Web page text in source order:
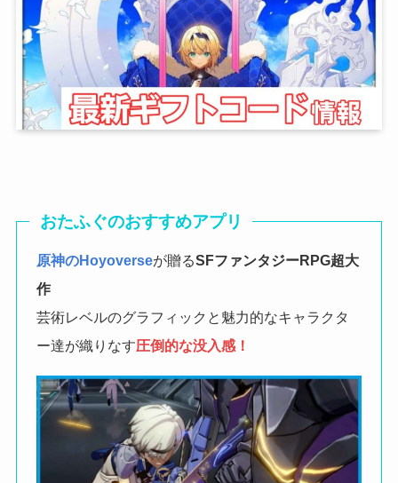
おたふぐのおすすめアプリ
原神のHoyoverseが贈るSFファンタジーRPG超大
作
芸術レベルのグラフィックと魅力的なキャラクタ
ー達が織りなす圧倒的な没入感！